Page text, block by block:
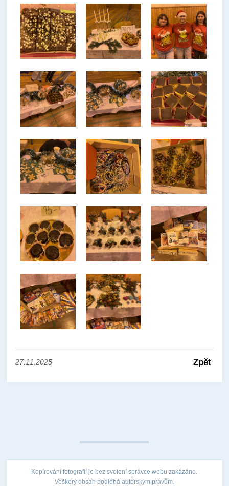
27.11.2025 Zpět
Kopírování fotografií je bez svolení správce webu zakázáno.
Veškerý obsah podléhá autorským právům.